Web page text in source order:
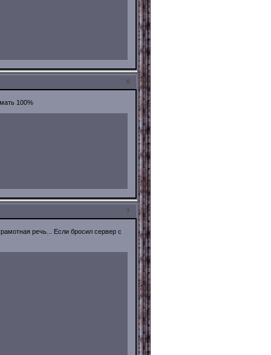
6
100%
7
речь... Если бросил сервер с